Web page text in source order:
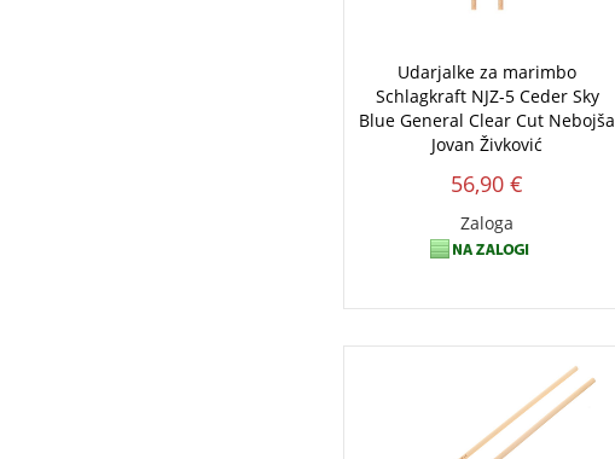
Udarjalke za marimbo
Schlagkraft NJZ-5 Ceder Sky
Blue General Clear Cut Nebojša
Jovan Živković
56,90 €
Zaloga